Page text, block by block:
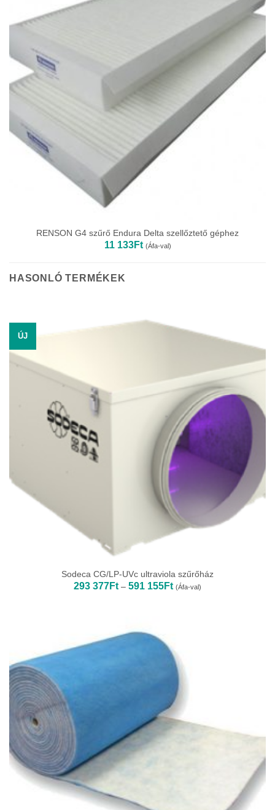
RENSON G4 szűrő Endura Delta szellőztető géphez
11 133Ft (Áfa-val)
HASONLÓ TERMÉKEK
ÚJ
Sodeca CG/LP-UVc ultraviola szűrőház
293 377Ft – 591 155FtÁrtartomány:
293
(Áfa-val)